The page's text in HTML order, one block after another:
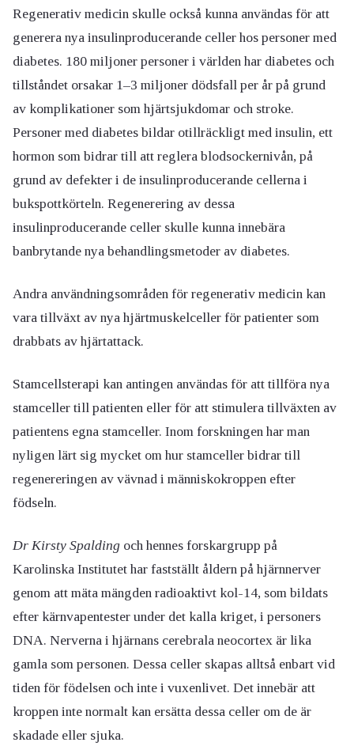
Regenerativ medicin skulle också kunna användas för att
generera nya insulinproducerande celler hos personer med
diabetes. 180 miljoner personer i världen har diabetes och
tillståndet orsakar 1–3 miljoner dödsfall per år på grund
av komplikationer som hjärtsjukdomar och stroke.
Personer med diabetes bildar otillräckligt med insulin, ett
hormon som bidrar till att reglera blodsockernivån, på
grund av defekter i de insulinproducerande cellerna i
bukspottkörteln. Regenerering av dessa
insulinproducerande celler skulle kunna innebära
banbrytande nya behandlingsmetoder av diabetes.
Andra användningsområden för regenerativ medicin kan
vara tillväxt av nya hjärtmuskelceller för patienter som
drabbats av hjärtattack.
Stamcellsterapi kan antingen användas för att tillföra nya
stamceller till patienten eller för att stimulera tillväxten av
patientens egna stamceller. Inom forskningen har man
nyligen lärt sig mycket om hur stamceller bidrar till
regenereringen av vävnad i människokroppen efter
födseln.
Dr Kirsty Spalding och hennes forskargrupp på
Karolinska Institutet har fastställt åldern på hjärnnerver
genom att mäta mängden radioaktivt kol-14, som bildats
efter kärnvapentester under det kalla kriget, i personers
DNA. Nerverna i hjärnans cerebrala neocortex är lika
gamla som personen. Dessa celler skapas alltså enbart vid
tiden för födelsen och inte i vuxenlivet. Det innebär att
kroppen inte normalt kan ersätta dessa celler om de är
skadade eller sjuka.